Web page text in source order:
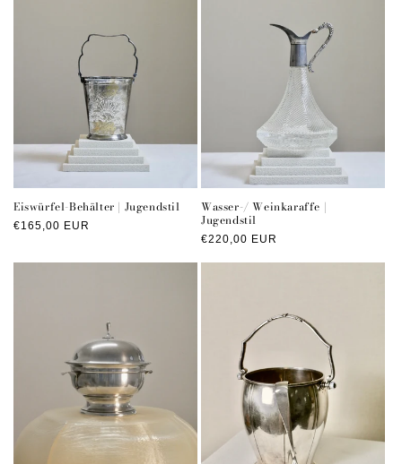
Eiswürfel-Behälter | Jugendstil
Normaler
€165,00 EUR
Wasser-/ Weinkaraffe |
Jugendstil
Normaler
€220,00 EUR